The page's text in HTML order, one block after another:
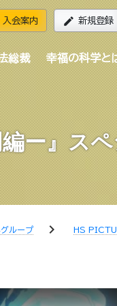
入会案内 edit 新規登録
総裁 幸福の科学と
ー』ス
ループ chevron_right HS